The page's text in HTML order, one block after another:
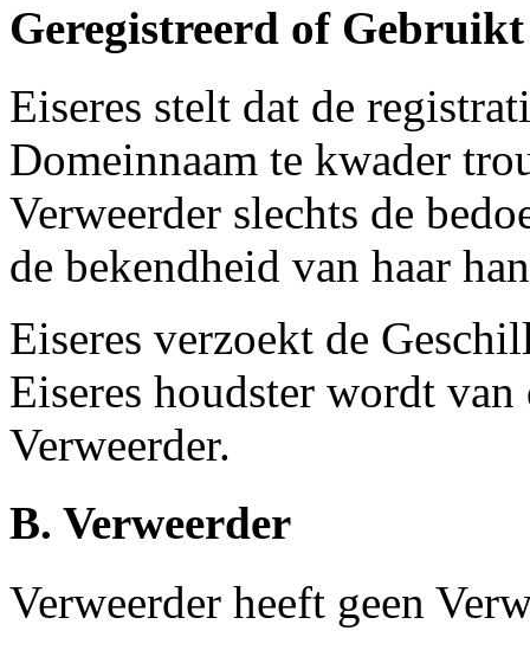
Geregistreerd of
Eiseres stelt dat de
Domeinnaam te kwader
Verweerder slechts de
de bekendheid van haar
Eiseres verzoekt de
Eiseres houdster wordt
Verweerder.
B. Verweerder
Verweerder heeft geen